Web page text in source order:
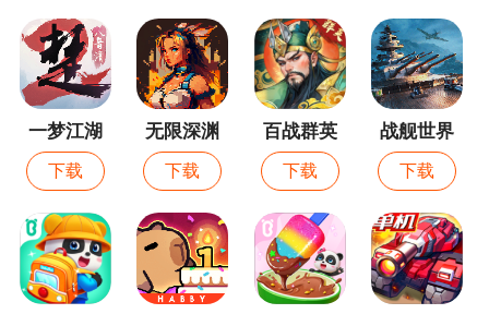
中路，因此刘备可以放在后排中路使用防御来吸收
伤害。
2、后排下路的的弓箭手伤害很低，速度很快，
可以给我方战姬提供能量回复，因此可以把攻击力
高的战姬放到前排下路（建议放关羽）
3、黄忠蓄力攻击很强，可以于吉和华佗前期需
要尽量多的耗她血来减少她的攻击伤害。
站位安排：
一梦江湖
下载
无限深渊
下载
百战群英
下载
战舰世界
闪击战
下载